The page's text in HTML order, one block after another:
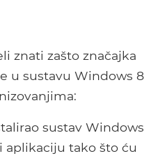
znati zašto značajka
u sustavu Windows 8
sustav Windows
aplikaciju tako što ću